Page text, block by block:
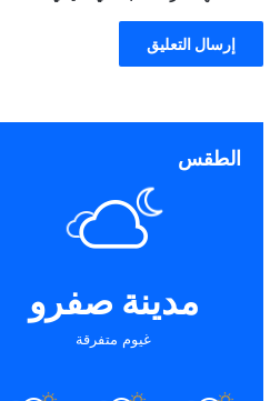
الطقس
مدينة صفرو
غيوم متفرقة